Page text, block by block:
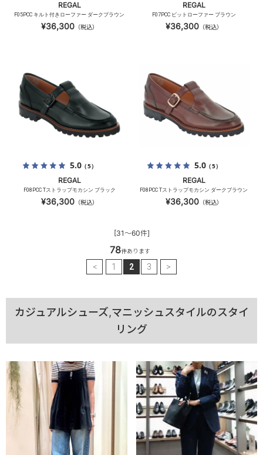
REGAL
F05PCC キルト付きローファー ダークブラウン
¥36,300（税込）
REGAL
F07PCC ビットローファー ブラウン
¥36,300（税込）
5.0（5）
REGAL
F08PCC Tストラップモカシン ブラック
¥36,300（税込）
5.0（5）
REGAL
F08PCC Tストラップモカシン ダークブラウン
¥36,300（税込）
[31～60件]
78件あります
< 1 2 3 >
カジュアルシューズ,マニッシュスタイルのスタイ
リング